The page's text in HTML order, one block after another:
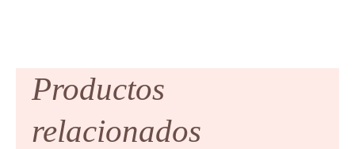
Productos
relacionados